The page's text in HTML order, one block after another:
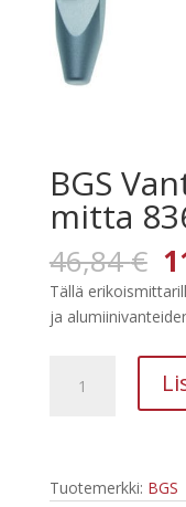
BGS
mitta
46,84€
Tällä
ja
Vanteiden
1
Tuotemerkki: BGS